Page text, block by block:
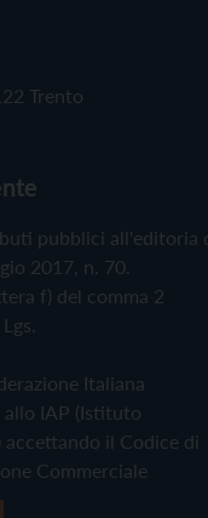
Trento
pubblici all'editoria
2017, n. 70.
f) del comma 2
Italiana
IAP (Istituto
il Codice di
Commerciale